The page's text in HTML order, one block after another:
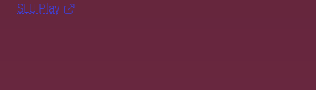
SLU Play